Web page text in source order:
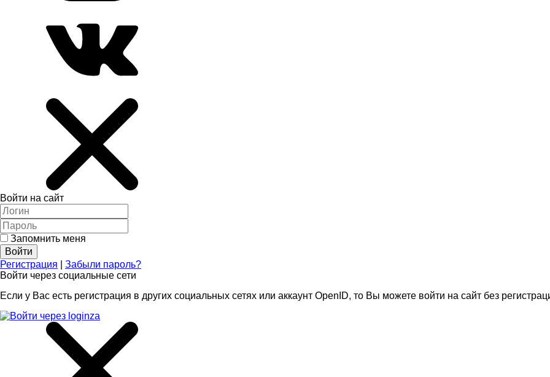
Войти на сайт
Запомнить меня
Регистрация
Забыли пароль?
Войти через социальные сети
Если у Вас есть регистрация в других социальных сетях или аккаунт OpenID, то Вы можете войти на сайт без